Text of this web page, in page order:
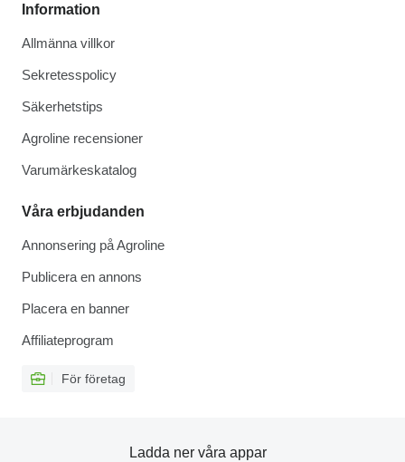
Information
Allmänna villkor
Sekretesspolicy
Säkerhetstips
Agroline recensioner
Varumärkeskatalog
Våra erbjudanden
Annonsering på Agroline
Publicera en annons
Placera en banner
Affiliateprogram
För företag
Ladda ner våra appar